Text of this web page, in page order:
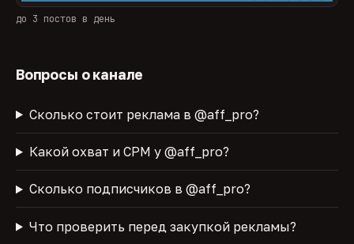
до 3 постов в день
Вопросы о канале
Сколько стоит реклама в @aff_pro?
Какой охват и CPM у @aff_pro?
Сколько подписчиков в @aff_pro?
Что проверить перед закупкой рекламы?